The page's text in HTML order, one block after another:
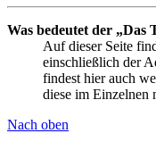
Was bedeutet der „Das
Auf dieser Seite
einschließlich der
findest hier auch
diese im Einzelnen
Nach oben